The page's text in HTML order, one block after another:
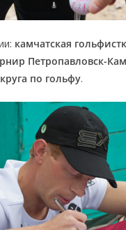
камчатская
Петропавловск-
по гольфу.